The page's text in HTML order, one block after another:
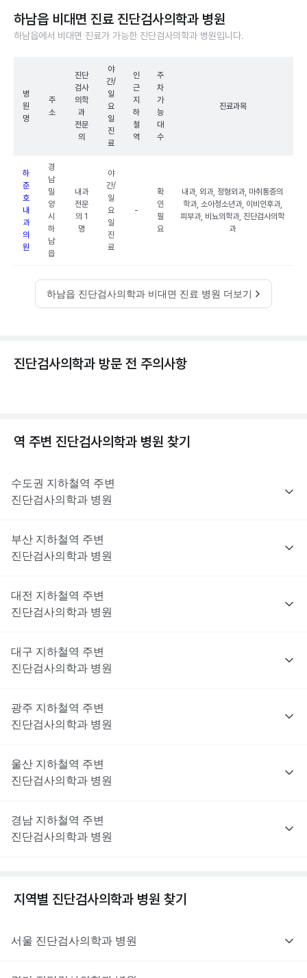
하남읍 비대면 진료 진단검사의학과 병원
하남읍에서 비대면 진료가 가능한 진단검사의학과 병원입니다.
병
원
명
주
소
진단
검사
의학
과
전문
의
야
간/
일
요
일
진
료
인
근
지
하
철
역
주
차
가
능
대
수
진료과목
하
준
호
내
과
의
원
경
남
밀
양
시
하
남
읍
내과
전문
의 1
명
야
간/
일
요
일
진
료
-
확
인
필
요
내과, 외과, 정형외과, 마취통증의
학과, 소아청소년과, 이비인후과,
피부과, 비뇨의학과, 진단검사의학
과
하남읍 진단검사의학과 비대면 진료 병원 더보기
진단검사의학과 방문 전 주의사항
역 주변 진단검사의학과 병원 찾기
수도권 지하철역 주변
진단검사의학과 병원
부산 지하철역 주변
진단검사의학과 병원
대전 지하철역 주변
진단검사의학과 병원
대구 지하철역 주변
진단검사의학과 병원
광주 지하철역 주변
진단검사의학과 병원
울산 지하철역 주변
진단검사의학과 병원
경남 지하철역 주변
진단검사의학과 병원
지역별 진단검사의학과 병원 찾기
서울 진단검사의학과 병원